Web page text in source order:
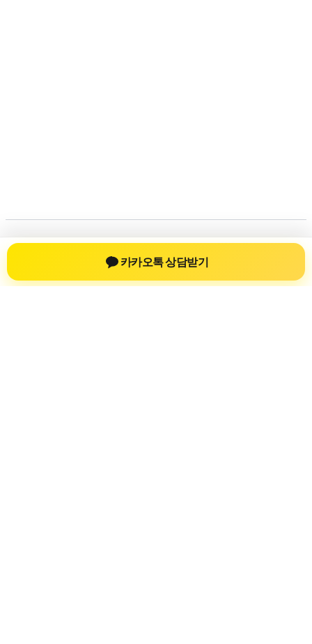
저작권 © 2026 💚신차장기렌트💚 | 제공처:
아스트라 워드프레스
테마
카카오톡 상담받기